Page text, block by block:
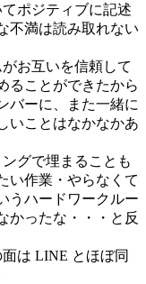
てポジティブに記述
不満は読み取れない
お互いを信頼して
ることができたから
バーに、また一緒に
いことはなかなかあ
グで埋まることも
い作業・やらなくて
うハードワークルー
かったな・・・と反
は LINE とほぼ同